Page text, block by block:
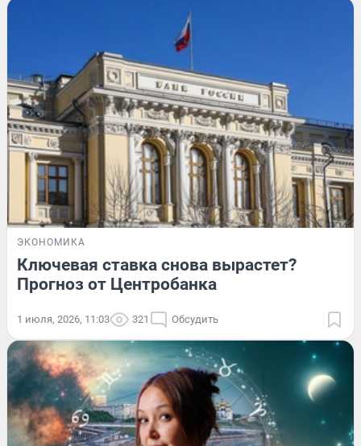
ЭКОНОМИКА
Ключевая ставка снова вырастет?
Прогноз от Центробанка
1 июля, 2026, 11:03 321 Обсудить